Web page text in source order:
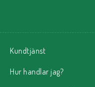
Kundtjänst
Hur handlar jag?